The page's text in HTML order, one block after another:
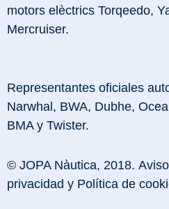
motors elèctrics Torqeedo,
Mercruiser.
Representantes oficiales
Narwhal, BWA, Dubhe,
BMA y Twister.
© JOPA Nàutica, 2018.
privacidad y Política de